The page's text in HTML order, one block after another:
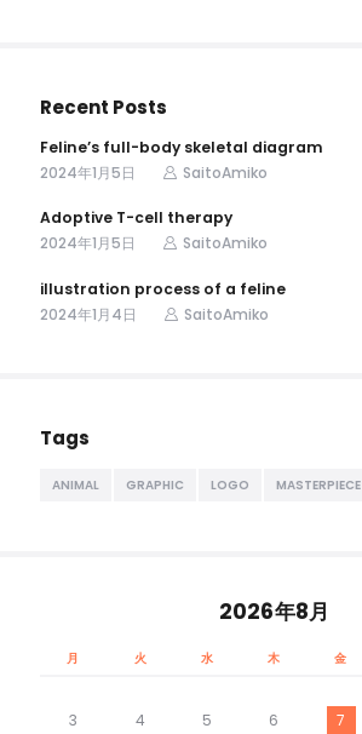
Recent Posts
Feline’s full-body skeletal diagram
2024年1月5日
SaitoAmiko
Adoptive T-cell therapy
2024年1月5日
SaitoAmiko
illustration process of a feline
2024年1月4日
SaitoAmiko
Tags
ANIMAL GRAPHIC LOGO MASTERPIECE
2026年8月
月 火 水 木 金
3
4 5 6 7